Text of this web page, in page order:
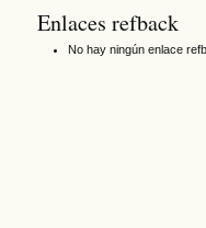
Enlaces refback
No hay ningún enlace